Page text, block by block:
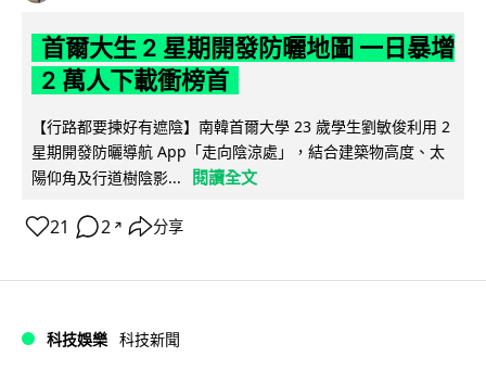
首爾大生 2 星期開發防曬地圖 一日暴增
2 萬人下載衝榜首
【行路都要揀好有遮陰】南韓首爾大學 23 歲學生劉敏俊利用 2
星期開發防曬導航 App「走向陰涼處」，結合建築物高度、太
陽仰角及行道樹陰影...
閱讀全文
21 2 ↗ 分享
科技娛樂 科技新聞